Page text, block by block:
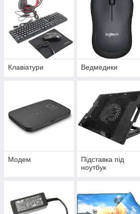
Клавіатури Ведмедики
Модем
Підставка під
ноутбук